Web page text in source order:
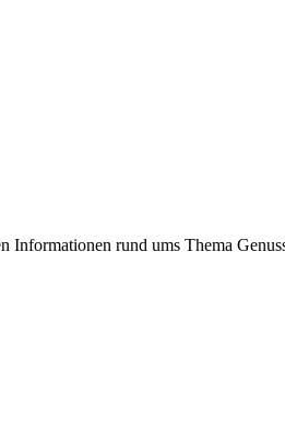
Informationen rund ums Thema